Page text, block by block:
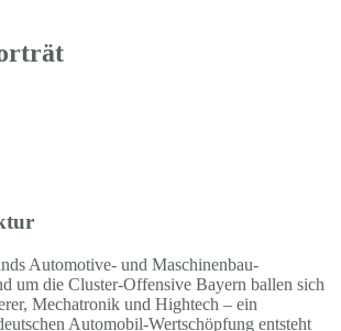
Automotive- und Maschinenbau-
um die Cluster-Offensive Bayern ballen sich
Mechatronik und Hightech – ein
Automobil-Wertschöpfung entsteht